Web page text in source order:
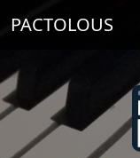
PACTOLOUS